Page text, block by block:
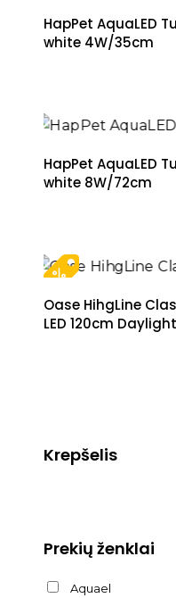
HapPet AquaLED
white 4W/35cm
HapPet AquaLED
white 8W/72cm
Oase HihgLine
LED 120cm Daylight
Krepšelis
Prekių ženklai
Aquael